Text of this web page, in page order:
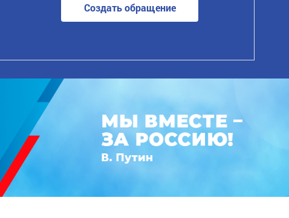
Создать обращение